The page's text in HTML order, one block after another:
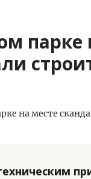
парке
на месте